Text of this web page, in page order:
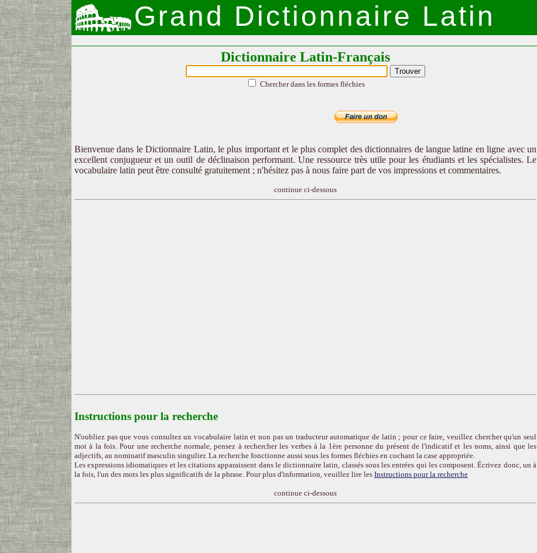
Grand Dictionnaire Latin
Dictionnaire Latin-Français
Chercher dans les formes fléchies
Bienvenue dans le Dictionnaire Latin, le plus important et le plus complet des dictionnaires de langue latine en ligne avec un
excellent conjugueur et un outil de déclinaison performant. Une ressource très utile pour les étudiants et les spécialistes. Le
vocabulaire latin peut être consulté gratuitement ; n'hésitez pas à nous faire part de vos impressions et commentaires.
continue ci-dessous
Instructions pour la recherche
N'oubliez pas que vous consultez un vocabulaire latin et non pas un traducteur automatique de latin ; pour ce faire, veuillez chercher qu'un seul
mot à la fois. Pour une recherche normale, pensez à rechercher les verbes à la 1ère personne du présent de l'indicatif et les noms, ainsi que les
adjectifs, au nominatif masculin singulier. La recherche fonctionne aussi sous les formes fléchies en cochant la case appropriée.
Les expressions idiomatiques et les citations apparaissent dans le dictionnaire latin, classés sous les entrées qui les composent. Écrivez donc, un à
la fois, l'un des mots les plus significatifs de la phrase. Pour plus d'information, veuillez lire les Instructions pour la recherche
continue ci-dessous